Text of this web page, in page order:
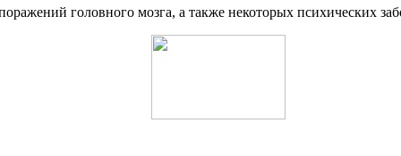
головного мозга, а также некоторых психических